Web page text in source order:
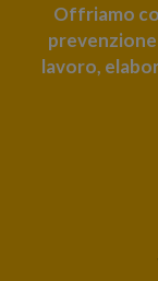
Offriamo
lavoro,